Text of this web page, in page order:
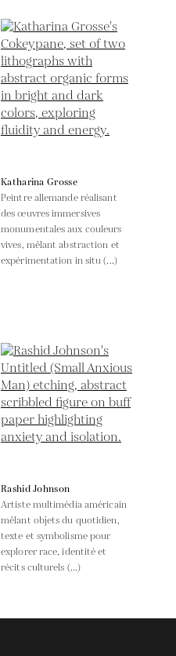
Katharina Grosse
Peintre allemande réalisant
des œuvres immersives
monumentales aux couleurs
vives, mêlant abstraction et
expérimentation in situ (...)
Rashid Johnson
Artiste multimédia américain
mêlant objets du quotidien,
texte et symbolisme pour
explorer race, identité et
récits culturels (...)